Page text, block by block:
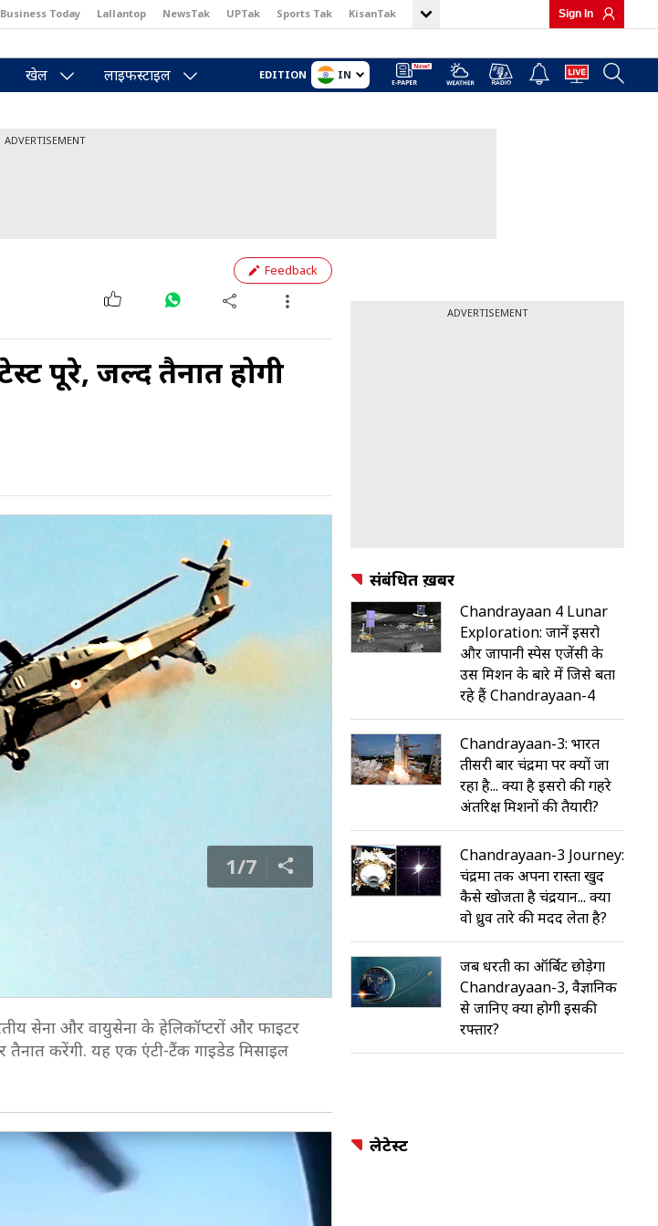
Business Today Lallantop NewsTak UPTak Sports Tak KisanTak Sign In
खेल लाइफस्टाइल EDITION IN
ADVERTISEMENT
Feedback
पूरे, जल्द तैनात होगी
1/7
सेना और वायुसेना के हेलिकॉप्टरों और फाइटर
करेंगी. यह एक एंटी-टैंक गाइडेड मिसाइल
ADVERTISEMENT
संबंधित ख़बरें
Chandrayaan 4 Lunar
Exploration: जानें इसरो
और जापानी स्पेस एजेंसी के
उस मिशन के बारे में जिसे बता
रहे हैं Chandrayaan-4
Chandrayaan-3: भारत
तीसरी बार चंद्रमा पर क्यों जा
रहा है... क्या है इसरो की गहरे
अंतरिक्ष मिशनों की तैयारी?
Chandrayaan-3 Journey:
चंद्रमा तक अपना रास्ता खुद
कैसे खोजता है चंद्रयान... क्या
वो ध्रुव तारे की मदद लेता है?
जब धरती का ऑर्बिट छोड़ेगा
Chandrayaan-3, वैज्ञानिक
से जानिए क्या होगी इसकी
रफ्तार?
लेटेस्ट